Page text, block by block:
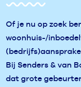
Of je nu op zoek
woonhuis-/
Bij Senders & van
dat grote